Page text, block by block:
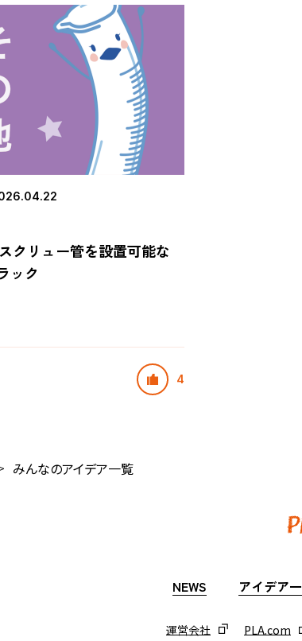
運営会社
クリュー管を設置可能な
ック
4
みんなのアイデア一覧
NEWS アイデア
運営会社 PLA.com